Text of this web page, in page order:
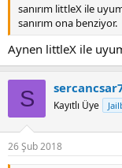
sanırım littleX ile
sanırım ona benziyor.
Aynen littleX ile
S Kayıtlı Üye
26 Şub 2018